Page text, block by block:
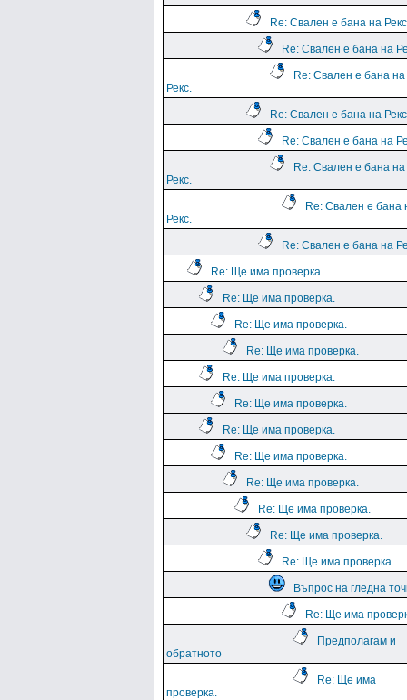
Re: Свален е бана на
Re: Свален е бана на
Re: Свален е бана на
Рекс.
Re: Свален е бана на
Re: Свален е бана на
Re: Свален е бана на
Рекс.
Re: Свален е бана
Рекс.
Re: Свален е бана на
Re: Ще има проверка.
Re: Ще има проверка.
Re: Ще има проверка.
Re: Ще има проверка.
Re: Ще има проверка.
Re: Ще има проверка.
Re: Ще има проверка.
Re: Ще има проверка.
Re: Ще има проверка.
Re: Ще има проверка.
Re: Ще има проверка.
Re: Ще има проверка.
Въпрос на гледна
Re: Ще има
Предполагам и
обратното
Re: Ще има
проверка.